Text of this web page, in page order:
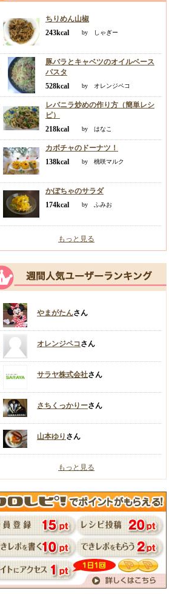
ちりめん山椒
243kcal
by しゃぎー
豚バラとキャベツのオイルベース
パスタ
528kcal
by オレンジペコ
レバニラ炒めの作り方（簡単レシ
ピ）
218kcal
by はなこ
カボチャのドーナツ！
138kcal
by 桃咲マルク
かぼちゃのサラダ
174kcal
by ふみお
もっと見る
やまがたんさん
オレンジペコさん
サラヤ株式会社さん
さちくっかりーさん
山本ゆり さん
もっと見る